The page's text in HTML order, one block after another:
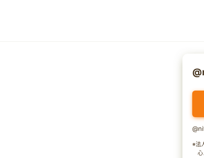
※法
心